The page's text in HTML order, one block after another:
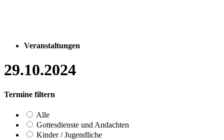
Veranstaltungen
29.10.2024
Termine filtern
Alle
Gottesdienste und Andachten
Kinder / Jugendliche